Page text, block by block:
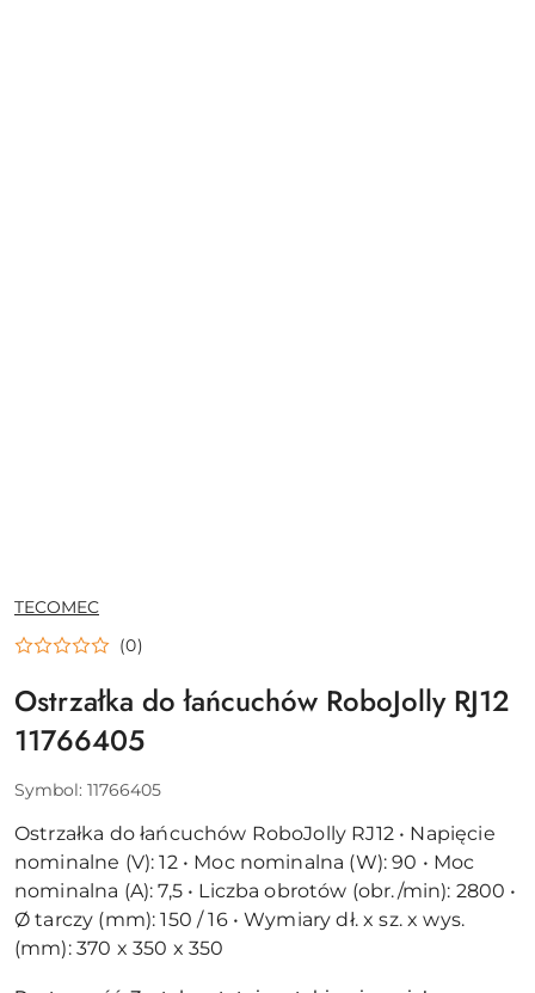
NAZWA
PRODUCENTA:
TECOMEC
(0)
Ostrzałka do łańcuchów RoboJolly RJ12
11766405
Symbol: 11766405
Ostrzałka do łańcuchów RoboJolly RJ12 • Napięcie
nominalne (V): 12 • Moc nominalna (W): 90 • Moc
nominalna (A): 7,5 • Liczba obrotów (obr./min): 2800 •
Ø tarczy (mm): 150 / 16 • Wymiary dł. x sz. x wys.
(mm): 370 x 350 x 350